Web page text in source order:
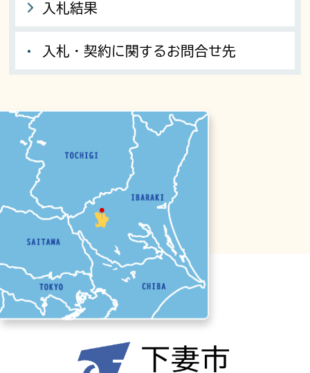
入札結果
入札・契約に関するお問合せ先